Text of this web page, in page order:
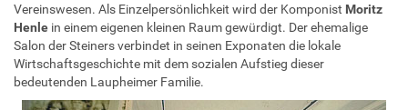
Vereinswesen. Als Einzelpersönlichkeit wird der Komponist Moritz
Henle in einem eigenen kleinen Raum gewürdigt. Der ehemalige
Salon der Steiners verbindet in seinen Exponaten die lokale
Wirtschaftsgeschichte mit dem sozialen Aufstieg dieser
bedeutenden Laupheimer Familie.